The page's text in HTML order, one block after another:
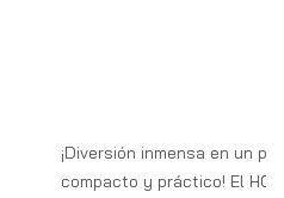
¡Diversión inmensa en un
compacto y práctico! El